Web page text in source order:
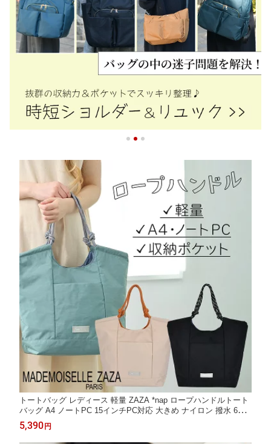
トートバッグ レディース 軽量 ZAZA *nap ロープハンドルトート
バッグ A4 ノートPC 15インチPC対応 大きめ ナイロン 撥水 6ポ
ケット 通勤バッグ 肩掛け 手持ち 底板付き ブラック ベージュ ブ
ルー EL8711
5,390 円